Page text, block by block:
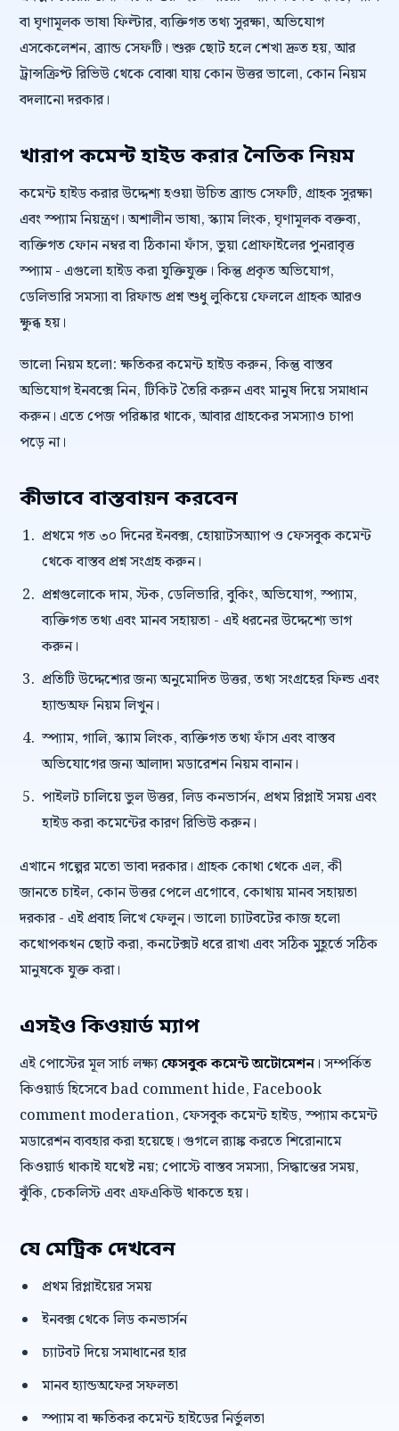
বা ঘৃণামূলক ভাষা ফিল্টার, ব্যক্তিগত তথ্য সুরক্ষা, অভিযোগ
এসকেলেশন, ব্র্যান্ড সেফটি। শুরু ছোট হলে শেখা দ্রুত হয়, আর
ট্রান্সক্রিপ্ট রিভিউ থেকে বোঝা যায় কোন উত্তর ভালো, কোন নিয়ম
বদলানো দরকার।
খারাপ কমেন্ট হাইড করার নৈতিক নিয়ম
কমেন্ট হাইড করার উদ্দেশ্য হওয়া উচিত ব্র্যান্ড সেফটি, গ্রাহক সুরক্ষা
এবং স্প্যাম নিয়ন্ত্রণ। অশালীন ভাষা, স্ক্যাম লিংক, ঘৃণামূলক বক্তব্য,
ব্যক্তিগত ফোন নম্বর বা ঠিকানা ফাঁস, ভুয়া প্রোফাইলের পুনরাবৃত্ত
স্প্যাম - এগুলো হাইড করা যুক্তিযুক্ত। কিন্তু প্রকৃত অভিযোগ,
ডেলিভারি সমস্যা বা রিফান্ড প্রশ্ন শুধু লুকিয়ে ফেললে গ্রাহক আরও
ক্ষুব্ধ হয়।
ভালো নিয়ম হলো: ক্ষতিকর কমেন্ট হাইড করুন, কিন্তু বাস্তব
অভিযোগ ইনবক্সে নিন, টিকিট তৈরি করুন এবং মানুষ দিয়ে সমাধান
করুন। এতে পেজ পরিষ্কার থাকে, আবার গ্রাহকের সমস্যাও চাপা
পড়ে না।
কীভাবে বাস্তবায়ন করবেন
প্রথমে গত ৩০ দিনের ইনবক্স, হোয়াটসঅ্যাপ ও ফেসবুক কমেন্ট
থেকে বাস্তব প্রশ্ন সংগ্রহ করুন।
প্রশ্নগুলোকে দাম, স্টক, ডেলিভারি, বুকিং, অভিযোগ, স্প্যাম,
ব্যক্তিগত তথ্য এবং মানব সহায়তা - এই ধরনের উদ্দেশ্যে ভাগ
করুন।
প্রতিটি উদ্দেশ্যের জন্য অনুমোদিত উত্তর, তথ্য সংগ্রহের ফিল্ড এবং
হ্যান্ডঅফ নিয়ম লিখুন।
স্প্যাম, গালি, স্ক্যাম লিংক, ব্যক্তিগত তথ্য ফাঁস এবং বাস্তব
অভিযোগের জন্য আলাদা মডারেশন নিয়ম বানান।
পাইলট চালিয়ে ভুল উত্তর, লিড কনভার্সন, প্রথম রিপ্লাই সময় এবং
হাইড করা কমেন্টের কারণ রিভিউ করুন।
এখানে গল্পের মতো ভাবা দরকার। গ্রাহক কোথা থেকে এল, কী
জানতে চাইল, কোন উত্তর পেলে এগোবে, কোথায় মানব সহায়তা
দরকার - এই প্রবাহ লিখে ফেলুন। ভালো চ্যাটবটের কাজ হলো
কথোপকথন ছোট করা, কনটেক্সট ধরে রাখা এবং সঠিক মুহূর্তে সঠিক
মানুষকে যুক্ত করা।
এসইও কিওয়ার্ড ম্যাপ
এই পোস্টের মূল সার্চ লক্ষ্যফেসবুক কমেন্ট অটোমেশন। সম্পর্কিত
কিওয়ার্ড হিসেবে bad comment hide, Facebook
comment moderation, ফেসবুক কমেন্ট হাইড, স্প্যাম কমেন্ট
মডারেশন ব্যবহার করা হয়েছে। গুগলে র‍্যাঙ্ক করতে শিরোনামে
কিওয়ার্ড থাকাই যথেষ্ট নয়; পোস্টে বাস্তব সমস্যা, সিদ্ধান্তের সময়,
ঝুঁকি, চেকলিস্ট এবং এফএকিউ থাকতে হয়।
যে মেট্রিক দেখবেন
প্রথম রিপ্লাইয়ের সময়
ইনবক্স থেকে লিড কনভার্সন
চ্যাটবট দিয়ে সমাধানের হার
মানব হ্যান্ডঅফের সফলতা
স্প্যাম বা ক্ষতিকর কমেন্ট হাইডের নির্ভুলতা